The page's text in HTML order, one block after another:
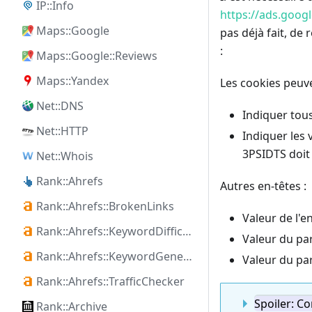
IP::Info
Maps::Google
Maps::Google::Reviews
Maps::Yandex
Net::DNS
Net::HTTP
Net::Whois
Rank::Ahrefs
Rank::Ahrefs::BrokenLinks
Rank::Ahrefs::KeywordDifficulty
Rank::Ahrefs::KeywordGenerator
Rank::Ahrefs::TrafficChecker
Rank::Archive
https://
pas déjà fait, de
:
Les cookies
Indiquer
Indiquer les
3PSIDTS
Autres en-têtes :
Valeur de
Valeur du
Valeur du
Spoiler: